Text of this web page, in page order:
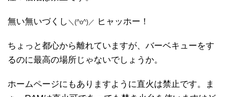
無い無いづくし ＼(^o^)／ ヒャッホー！
ちょっと都心から離れていますが、バーベキューをす
るのに最高の場所じゃないでしょうか。
ホームページにもありますように直火は禁止です。ま